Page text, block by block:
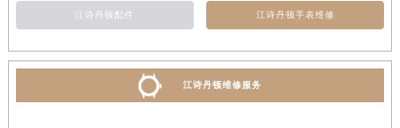
江诗丹顿配件 江诗丹顿手表维修
江诗丹顿维修服务